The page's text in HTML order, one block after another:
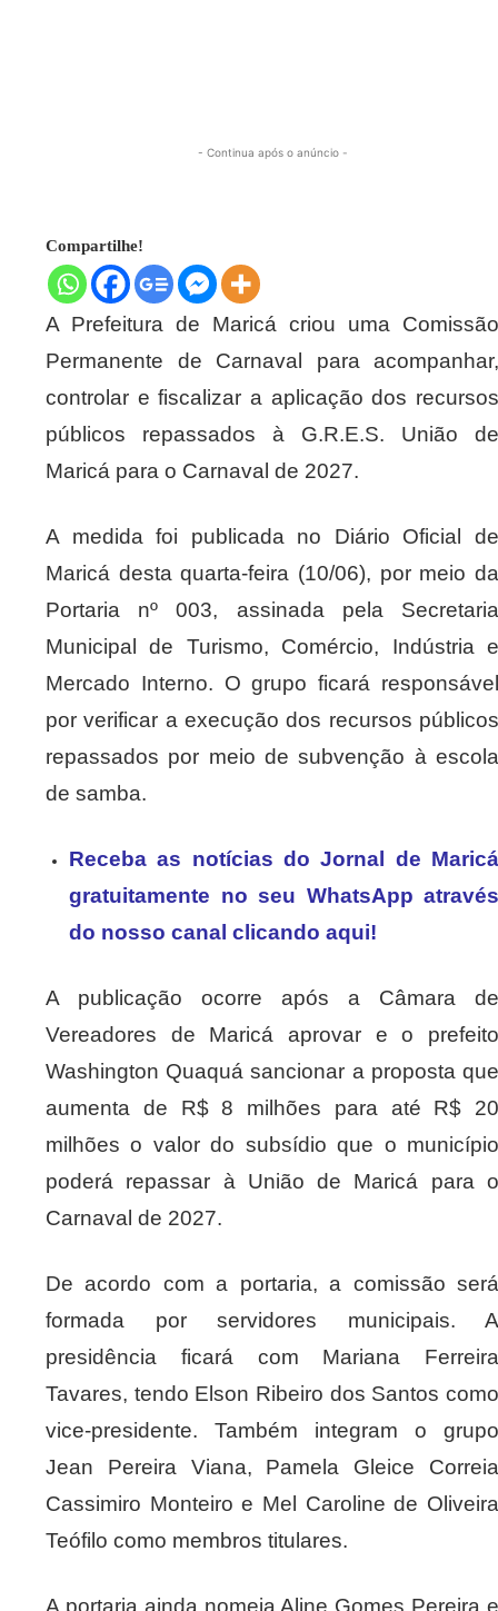
- Continua após o anúncio -
Compartilhe!
A Prefeitura de Maricá criou uma Comissão
Permanente de Carnaval para acompanhar,
controlar e fiscalizar a aplicação dos recursos
públicos repassados à G.R.E.S. União de
Maricá para o Carnaval de 2027.
A medida foi publicada no Diário Oficial de
Maricá desta quarta-feira (10/06), por meio da
Portaria nº 003, assinada pela Secretaria
Municipal de Turismo, Comércio, Indústria e
Mercado Interno. O grupo ficará responsável
por verificar a execução dos recursos públicos
repassados por meio de subvenção à escola
de samba.
Receba as notícias do Jornal de Maricá
gratuitamente no seu WhatsApp através
do nosso canal clicando aqui!
A publicação ocorre após a Câmara de
Vereadores de Maricá aprovar e o prefeito
Washington Quaquá sancionar a proposta que
aumenta de R$ 8 milhões para até R$ 20
milhões o valor do subsídio que o município
poderá repassar à União de Maricá para o
Carnaval de 2027.
De acordo com a portaria, a comissão será
formada por servidores municipais. A
presidência ficará com Mariana Ferreira
Tavares, tendo Elson Ribeiro dos Santos como
vice-presidente. Também integram o grupo
Jean Pereira Viana, Pamela Gleice Correia
Cassimiro Monteiro e Mel Caroline de Oliveira
Teófilo como membros titulares.
A portaria ainda nomeia Aline Gomes Pereira e